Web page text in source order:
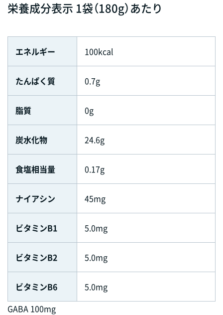
栄養成分表示 1袋（180g）あたり
エネルギー 100kcal
たんぱく質 0.7g
脂質 0g
炭水化物 24.6g
食塩相当量 0.17g
ナイアシン 45mg
ビタミンB1 5.0mg
ビタミンB2 5.0mg
ビタミンB6
5.0mg
GABA 100mg